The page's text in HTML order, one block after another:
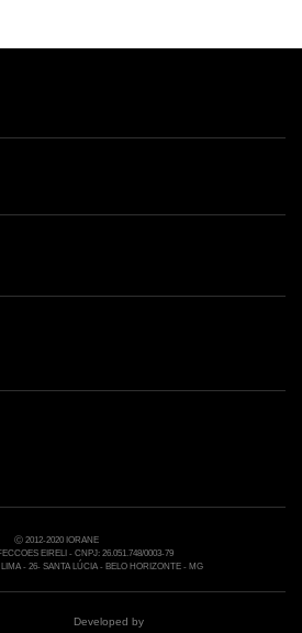
Ⓒ 2012-2020 IORANE
EIRELI - CNPJ: 26.051.748/0003-79
- 26- SANTA LÚCIA - BELO HORIZONTE - MG
Developed by